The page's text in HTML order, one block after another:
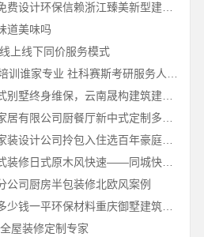
本地毛坯装修免费设计环保信赖浙江臻美新型建材有限公司
道美味吗
上线下同价服务模式
昆明重钢装配式别墅终身维保，云南晟构建筑建材有限公司维保
苏州本地靠谱家装设计公司拎包入住选百年豪庭新材料有限公司
湖北全包一站式装修日式原木风快速——同城快装（湖北）科技有限公司
公司厨房半包装修北欧风案例
本地免拆模板多少钱一平环保材料重庆御墅建筑材料有限公司
屋装修定制专家